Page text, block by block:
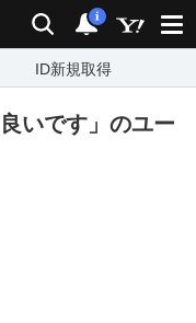
検索 通知
i
ID新規取得
いです」のユー